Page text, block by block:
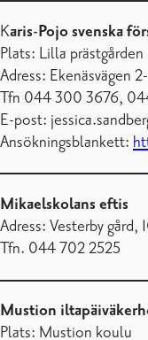
Karis-Pojo svenska
Plats: Lilla prästgården
Adress: Ekenäsvägen
Tfn 044 300 3676,
E-post:
Ansökningsblankett:
Mikaelskolans eftis
Adress: Vesterby gård,
Tfn. 044 702 2525
Mustion
Plats: Mustion koulu